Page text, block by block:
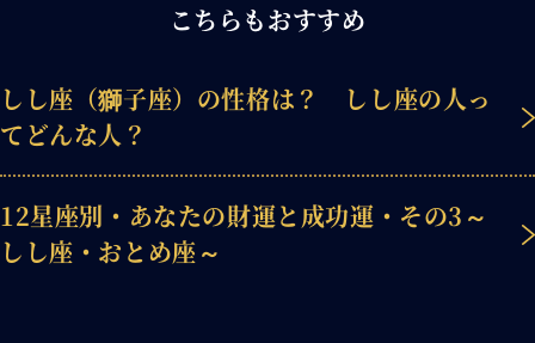
こちらもおすすめ
しし座（獅子座）の性格は？ しし座の人っ
てどんな人？
12星座別・あなたの財運と成功運・その3～
しし座・おとめ座～